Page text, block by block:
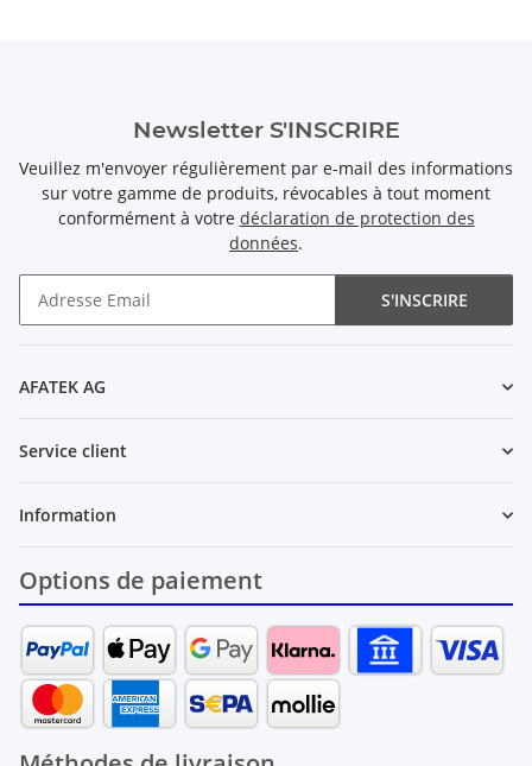
Newsletter S'INSCRIRE
Veuillez m'envoyer régulièrement par e-mail des informations
sur votre gamme de produits, révocables à tout moment
conformément à votre déclaration de protection des
données.
S'INSCRIRE
AFATEK AG
Service client
Information
Options de paiement